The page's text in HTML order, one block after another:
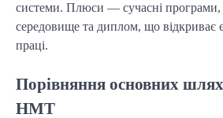
системи. Плюси — сучасні програми,
середовище та диплом, що відкриває
праці.
Порівняння основних
НМТ